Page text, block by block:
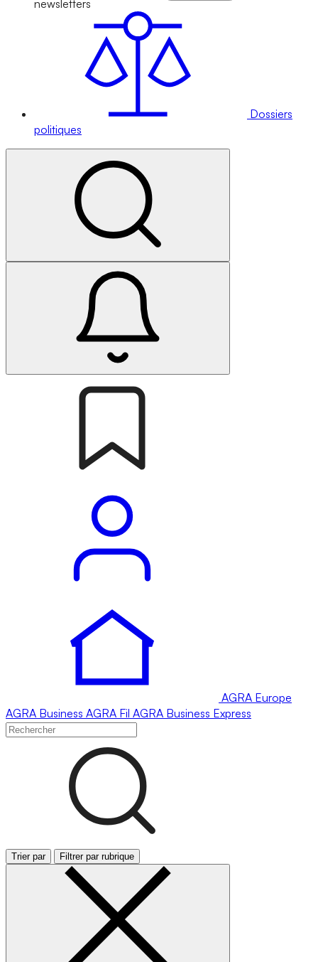
newsletters
Dossiers
politiques
AGRA Europe
AGRA Business AGRA Fil AGRA Business Express
Trier par Filtrer par rubrique